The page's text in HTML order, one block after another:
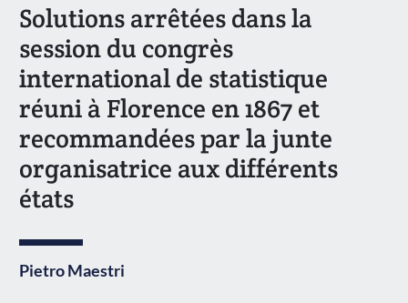
Solutions arrêtées dans la
session du congrès
international de statistique
réuni à Florence en 1867 et
recommandées par la junte
organisatrice aux différents
états
Pietro Maestri